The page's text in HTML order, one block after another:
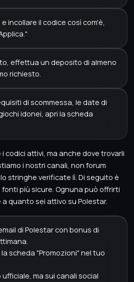
incollare il codice così com'è,
effettua un deposito di almeno
richiesto.
di scommessa, le date di
idonei, apri la scheda
codici attivi, ma anche dove trovarli
i nostri canali, non forum
stringhe verificate lì. Di seguito è
più sicure. Ognuna può offrirti
quanto sei attivo su Polestar.
di Polestar con bonus di
scheda "Promozioni" nel tuo
ma sui canali social